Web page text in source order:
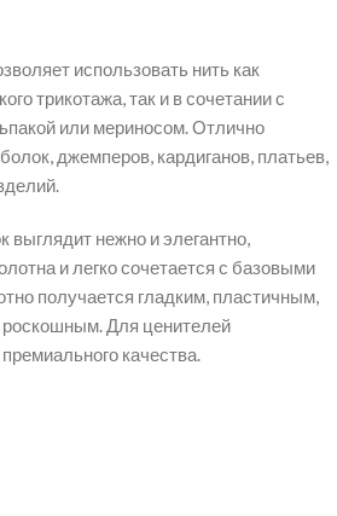
использовать нить как
трикотажа, так и в сочетании с
или мериносом. Отлично
джемперов, кардиганов, платьев,
выглядит нежно и элегантно,
и легко сочетается с базовыми
получается гладким, пластичным,
Для ценителей
качества.